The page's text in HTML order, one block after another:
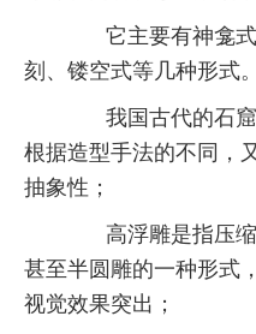
它主要有神龛式
刻、镂空式等几种形式。
我国古代的石窟
根据造型手法的不同，
抽象性；
高浮雕是指压缩
甚至半圆雕的一种形式
视觉效果突出；